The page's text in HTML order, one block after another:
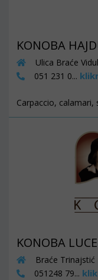
KONOBA
Ulica Braće
051 231 0...
Carpaccio,
KONOBA LUCE
Braće
051248 79...